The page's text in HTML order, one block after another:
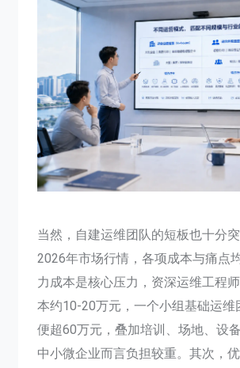
当然，自建运维团队的短板也十分
2026年市场行情，各项成本与痛点
力成本是核心压力，资深运维工程
本约10-20万元，一个小组基础运维
便超60万元，叠加培训、场地、设
中小微企业而言负担较重。其次，